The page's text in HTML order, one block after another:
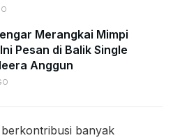
Merangkai Mimpi
Pesan di Balik Single
Anggun
banyak